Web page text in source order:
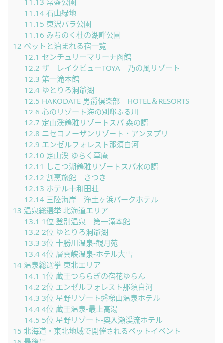
11.14石山緑地
11.15 東沢バラ公園
11.16 みちのく杜の湖畔公園
12 ペットと泊まれる宿一覧
12.1 センチュリーマリーナ函館
12.2 ザ レイクビューTOYA 乃の風リゾート
12.3 第一滝本館
12.4ゆとりろ洞爺湖
12.5 HAKODATE 男爵倶楽部 HOTEL＆RESORTS
12.6 心のリゾート海の別邸ふる川
12.7 定山渓鶴雅リゾートスパ 森の謌
12.8 ニセコノーザンリゾート・アンヌプリ
12.9 エンゼルフォレスト那須白河
12.10 定山渓 ゆらく草庵
12.11 しこつ湖鶴雅リゾートスパ水の謌
12.12 割烹旅館 さつき
12.13 ホテル十和田荘
12.14三陸海岸 浄土ヶ浜パークホテル
13 温泉総選挙 北海道エリア
13.1 1位 登別温泉 第一滝本館
13.2 2位 ゆとりろ洞爺湖
13.3 3位 十勝川温泉-観月苑
13.44位 層雲峡温泉-ホテル大雪
14 温泉総選挙 東北エリア
14.1 1位 蔵王つららぎの宿花ゆらん
14.2 2位 エンゼルフォレスト那須白河
14.3 3位 星野リゾート磐梯山温泉ホテル
14.44位 蔵王温泉-最上高湯
14.5 5位 星野リゾート-奥入瀬渓流ホテル
15 北海道・東北地域で開催されるペットイベント